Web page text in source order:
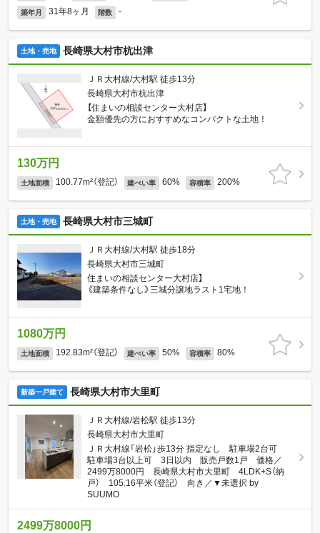
築年月 31年8ヶ月 階数 -
土地・売地 長崎県大村市杭出津
ＪＲ大村線/大村駅 徒歩13分
長崎県大村市杭出津
【住まいの相談センター大村店】
金額優先の方におすすめなコンパクトな土地！
130万円
土地面積 100.77m²（登記） 建ぺい率 60% 容積率 200%
土地・売地 長崎県大村市三城町
ＪＲ大村線/大村駅 徒歩18分
長崎県大村市三城町
住まいの相談センター大村店】
《建築条件なし》三城分譲地ラスト1宅地！
1080万円
土地面積 192.83m²（登記） 建ぺい率 50% 容積率 80%
新築一戸建て 長崎県大村市大里町
ＪＲ大村線/岩松駅 徒歩13分
長崎県大村市大里町
ＪＲ大村線「岩松」歩13分 指定なし 駐車場2台可
駐車場3台以上可 3日以内 販売戸数1戸 価格／
2499万8000円 長崎県大村市大里町 4LDK+S（納
戸） 105.16平米（登記） 向き／▼未選択 by
SUUMO
2499万8000円